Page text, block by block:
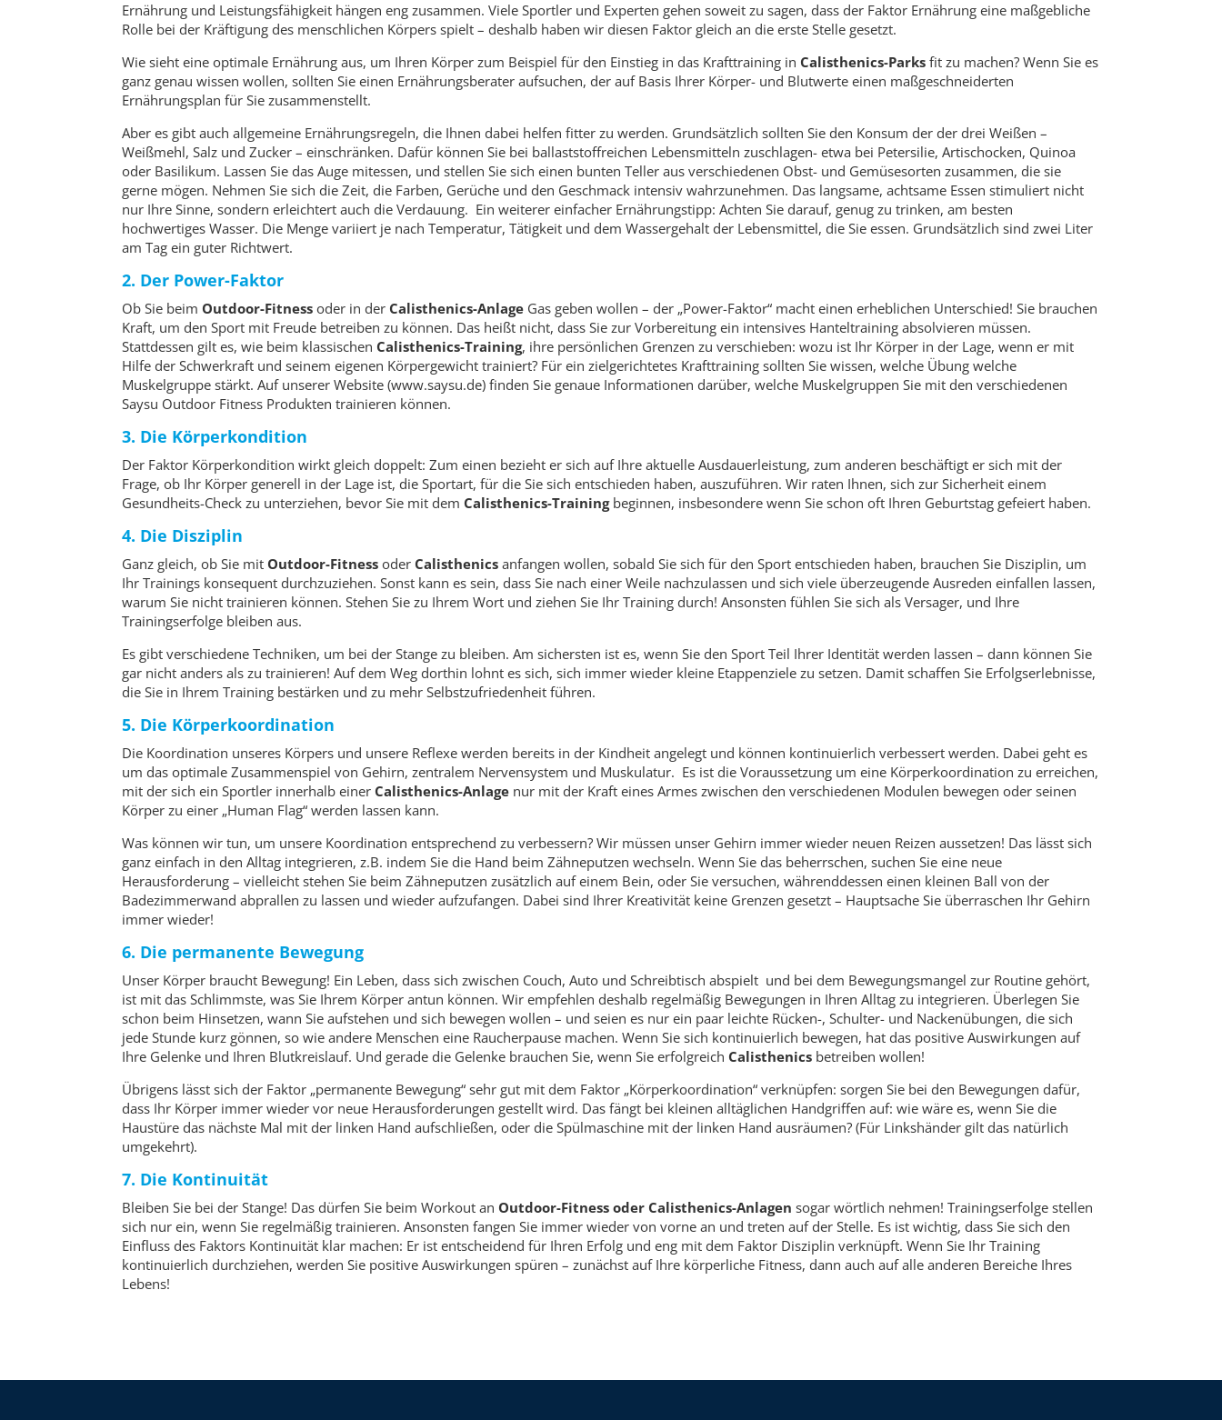
Ernährung und Leistungsfähigkeit hängen eng zusammen. Viele Sportler und Experten gehen soweit zu sagen, dass der Faktor Ernährung eine maßgebliche
Rolle bei der Kräftigung des menschlichen Körpers spielt – deshalb haben wir diesen Faktor gleich an die erste Stelle gesetzt.
Wie sieht eine optimale Ernährung aus, um Ihren Körper zum Beispiel für den Einstieg in das Krafttraining in Calisthenics-Parksfit zu machen? Wenn Sie es
ganz genau wissen wollen, sollten Sie einen Ernährungsberater aufsuchen, der auf Basis Ihrer Körper- und Blutwerte einen maßgeschneiderten
Ernährungsplan für Sie zusammenstellt.
Aber es gibt auch allgemeine Ernährungsregeln, die Ihnen dabei helfen fitter zu werden. Grundsätzlich sollten Sie den Konsum der der drei Weißen –
Weißmehl, Salz und Zucker – einschränken. Dafür können Sie bei ballaststoffreichen Lebensmitteln zuschlagen- etwa bei Petersilie, Artischocken, Quinoa
oder Basilikum. Lassen Sie das Auge mitessen, und stellen Sie sich einen bunten Teller aus verschiedenen Obst- und Gemüsesorten zusammen, die sie
gerne mögen. Nehmen Sie sich die Zeit, die Farben, Gerüche und den Geschmack intensiv wahrzunehmen. Das langsame, achtsame Essen stimuliert nicht
nur Ihre Sinne, sondern erleichtert auch die Verdauung. Ein weiterer einfacher Ernährungstipp: Achten Sie darauf, genug zu trinken, am besten
hochwertiges Wasser. Die Menge variiert je nach Temperatur, Tätigkeit und dem Wassergehalt der Lebensmittel, die Sie essen. Grundsätzlich sind zwei Liter
am Tag ein guter Richtwert.
2. Der Power-Faktor
Ob Sie beim Outdoor-Fitnessoder in der Calisthenics-Anlage Gas geben wollen – der „Power-Faktor“ macht einen erheblichen Unterschied! Sie brauchen
Kraft, um den Sport mit Freude betreiben zu können. Das heißt nicht, dass Sie zur Vorbereitung ein intensives Hanteltraining absolvieren müssen.
Stattdessen gilt es, wie beim klassischen Calisthenics-Training, ihre persönlichen Grenzen zu verschieben: wozu ist Ihr Körper in der Lage, wenn er mit
Hilfe der Schwerkraft und seinem eigenen Körpergewicht trainiert? Für ein zielgerichtetes Krafttraining sollten Sie wissen, welche Übung welche
Muskelgruppe stärkt. Auf unserer Website (www.saysu.de) finden Sie genaue Informationen darüber, welche Muskelgruppen Sie mit den verschiedenen
Saysu Outdoor Fitness Produkten trainieren können.
3. Die Körperkondition
Der Faktor Körperkondition wirkt gleich doppelt: Zum einen bezieht er sich auf Ihre aktuelle Ausdauerleistung, zum anderen beschäftigt er sich mit der
Frage, ob Ihr Körper generell in der Lage ist, die Sportart, für die Sie sich entschieden haben, auszuführen. Wir raten Ihnen, sich zur Sicherheit einem
Gesundheits-Check zu unterziehen, bevor Sie mit dem Calisthenics-Training beginnen, insbesondere wenn Sie schon oft Ihren Geburtstag gefeiert haben.
4. Die Disziplin
Ganz gleich, ob Sie mit Outdoor-Fitnessoder Calisthenics anfangen wollen, sobald Sie sich für den Sport entschieden haben, brauchen Sie Disziplin, um
Ihr Trainings konsequent durchzuziehen. Sonst kann es sein, dass Sie nach einer Weile nachzulassen und sich viele überzeugende Ausreden einfallen lassen,
warum Sie nicht trainieren können. Stehen Sie zu Ihrem Wort und ziehen Sie Ihr Training durch! Ansonsten fühlen Sie sich als Versager, und Ihre
Trainingserfolge bleiben aus.
Es gibt verschiedene Techniken, um bei der Stange zu bleiben. Am sichersten ist es, wenn Sie den Sport Teil Ihrer Identität werden lassen – dann können Sie
gar nicht anders als zu trainieren! Auf dem Weg dorthin lohnt es sich, sich immer wieder kleine Etappenziele zu setzen. Damit schaffen Sie Erfolgserlebnisse,
die Sie in Ihrem Training bestärken und zu mehr Selbstzufriedenheit führen.
5. Die Körperkoordination
Die Koordination unseres Körpers und unsere Reflexe werden bereits in der Kindheit angelegt und können kontinuierlich verbessert werden. Dabei geht es
um das optimale Zusammenspiel von Gehirn, zentralem Nervensystem und Muskulatur. Es ist die Voraussetzung um eine Körperkoordination zu erreichen,
mit der sich ein Sportler innerhalb einer Calisthenics-Anlage nur mit der Kraft eines Armes zwischen den verschiedenen Modulen bewegen oder seinen
Körper zu einer „Human Flag“ werden lassen kann.
Was können wir tun, um unsere Koordination entsprechend zu verbessern? Wir müssen unser Gehirn immer wieder neuen Reizen aussetzen! Das lässt sich
ganz einfach in den Alltag integrieren, z.B. indem Sie die Hand beim Zähneputzen wechseln. Wenn Sie das beherrschen, suchen Sie eine neue
Herausforderung – vielleicht stehen Sie beim Zähneputzen zusätzlich auf einem Bein, oder Sie versuchen, währenddessen einen kleinen Ball von der
Badezimmerwand abprallen zu lassen und wieder aufzufangen. Dabei sind Ihrer Kreativität keine Grenzen gesetzt – Hauptsache Sie überraschen Ihr Gehirn
immer wieder!
6. Die permanente Bewegung
Unser Körper braucht Bewegung! Ein Leben, dass sich zwischen Couch, Auto und Schreibtisch abspielt und bei dem Bewegungsmangel zur Routine gehört,
ist mit das Schlimmste, was Sie Ihrem Körper antun können. Wir empfehlen deshalb regelmäßig Bewegungen in Ihren Alltag zu integrieren. Überlegen Sie
schon beim Hinsetzen, wann Sie aufstehen und sich bewegen wollen – und seien es nur ein paar leichte Rücken-, Schulter- und Nackenübungen, die sich
jede Stunde kurz gönnen, so wie andere Menschen eine Raucherpause machen. Wenn Sie sich kontinuierlich bewegen, hat das positive Auswirkungen auf
Ihre Gelenke und Ihren Blutkreislauf. Und gerade die Gelenke brauchen Sie, wenn Sie erfolgreich Calisthenics betreiben wollen!
Übrigens lässt sich der Faktor „permanente Bewegung“ sehr gut mit dem Faktor „Körperkoordination“ verknüpfen: sorgen Sie bei den Bewegungen dafür,
dass Ihr Körper immer wieder vor neue Herausforderungen gestellt wird. Das fängt bei kleinen alltäglichen Handgriffen auf: wie wäre es, wenn Sie die
Haustüre das nächste Mal mit der linken Hand aufschließen, oder die Spülmaschine mit der linken Hand ausräumen? (Für Linkshänder gilt das natürlich
umgekehrt).
7. Die Kontinuität
Bleiben Sie bei der Stange! Das dürfen Sie beim Workout an Outdoor-Fitness oder Calisthenics-Anlagen sogar wörtlich nehmen! Trainingserfolge stellen
sich nur ein, wenn Sie regelmäßig trainieren. Ansonsten fangen Sie immer wieder von vorne an und treten auf der Stelle. Es ist wichtig, dass Sie sich den
Einfluss des Faktors Kontinuität klar machen: Er ist entscheidend für Ihren Erfolg und eng mit dem Faktor Disziplin verknüpft. Wenn Sie Ihr Training
kontinuierlich durchziehen, werden Sie positive Auswirkungen spüren – zunächst auf Ihre körperliche Fitness, dann auch auf alle anderen Bereiche Ihres
Lebens!